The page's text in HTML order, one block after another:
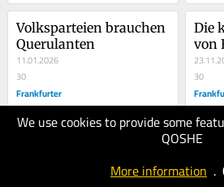
We use cookies to provide some
QOSHE
More information .
Volksparteien brauchen
Querulanten
11.01.2026
30
Frankfurter
Allgemeine
Die
von
30
Jahreszahlen helfen